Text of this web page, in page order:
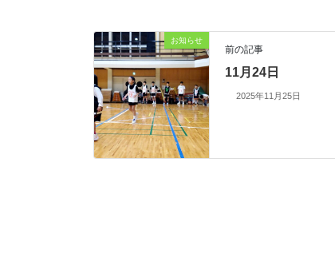
お知らせ
前の記事
11月24日
2025年11月25日